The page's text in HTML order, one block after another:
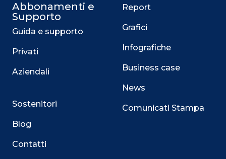
Abbonamenti e
Supporto
Guida e supporto
Privati
Aziendali
Sostenitori
Blog
Contatti
Report
Grafici
Infografiche
Business case
News
Comunicati Stampa